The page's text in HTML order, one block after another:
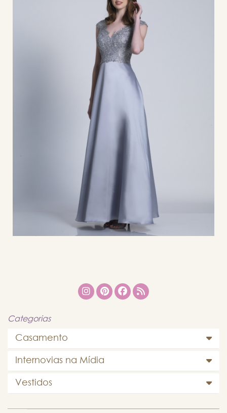
Categorias
Casamento
Internovias na Mídia
Vestidos